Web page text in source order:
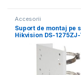
Accesorii
Suport de montaj pe
Hikvision DS-1275ZJ-
dimensiuni: 67 mm